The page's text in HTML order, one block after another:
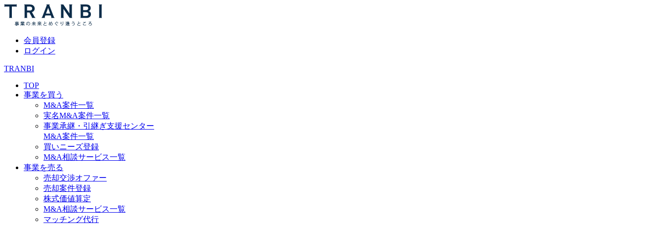
会員登録
ログイン
TRANBI
TOP
事業を買う
M&A案件一覧
実名M&A案件一覧
事業承継・引継ぎ支援センター
M&A案件一覧
買いニーズ登録
M&A相談サービス一覧
事業を売る
売却交渉オファー
売却案件登録
株式価値算定
M&A相談サービス一覧
マッチング代行